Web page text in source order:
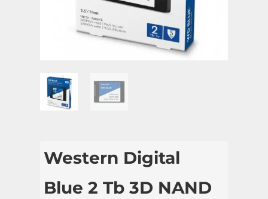
Western Digital
Blue 2 Tb 3D NAND